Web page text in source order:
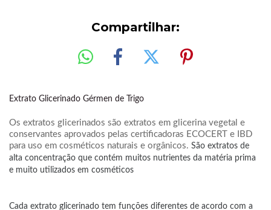
Compartilhar:
Extrato Glicerinado Gérmen de Trigo
Os extratos glicerinados são extratos em glicerina vegetal e
conservantes aprovados pelas certificadoras ECOCERT e IBD
para uso em cosméticos naturais e orgânicos. São extratos de
alta concentração que contém muitos nutrientes da matéria prima
e muito utilizados em cosméticos
Cada extrato glicerinado tem funções diferentes de acordo com a